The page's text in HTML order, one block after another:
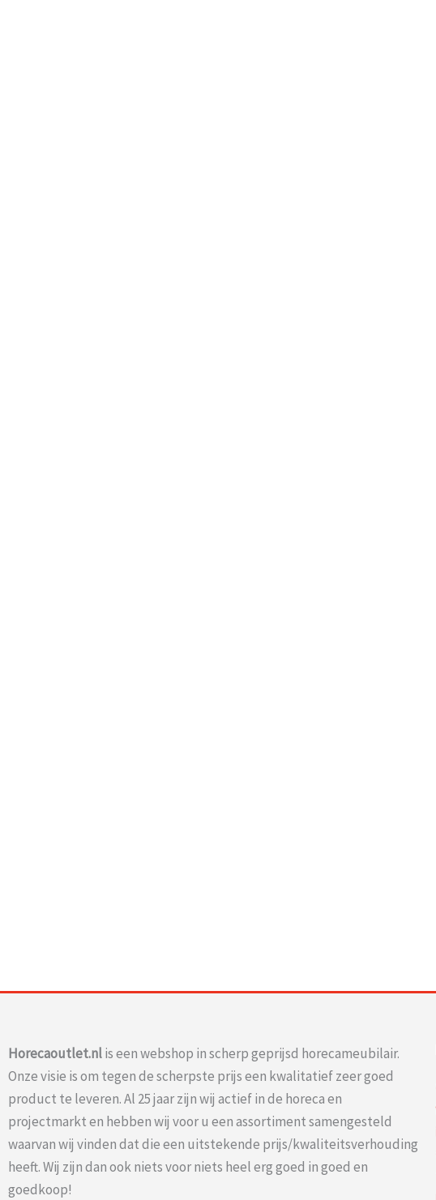
Horecaoutlet.nlis een webshop in scherp geprijsd horecameubilair.
Onze visie is om tegen de scherpste prijs een kwalitatief zeer goed
product te leveren. Al 25 jaar zijn wij actief in de horeca en
projectmarkt en hebben wij voor u een assortiment samengesteld
waarvan wij vinden dat die een uitstekende prijs/kwaliteitsverhouding
heeft. Wij zijn dan ook niets voor niets heel erg goed in goed en
goedkoop!